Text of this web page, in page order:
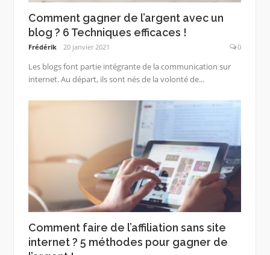
Comment gagner de l’argent avec un
blog ? 6 Techniques efficaces !
Frédérik 20 janvier 2021 0
Les blogs font partie intégrante de la communication sur
internet. Au départ, ils sont nés de la volonté de...
Comment faire de l’affiliation sans site
internet ? 5 méthodes pour gagner de